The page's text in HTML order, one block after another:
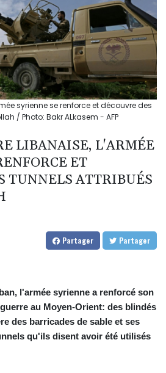
syrienne se renforce et découvre des
/ Photo: Bakr ALkasem - AFP
LIBANAISE, L'ARMÉE
ET
TUNNELS ATTRIBUÉS
Partager Partager
l'armée syrienne a renforcé son
au Moyen-Orient: des blindés
des barricades de sable et ses
qu'ils disent avoir été utilisés